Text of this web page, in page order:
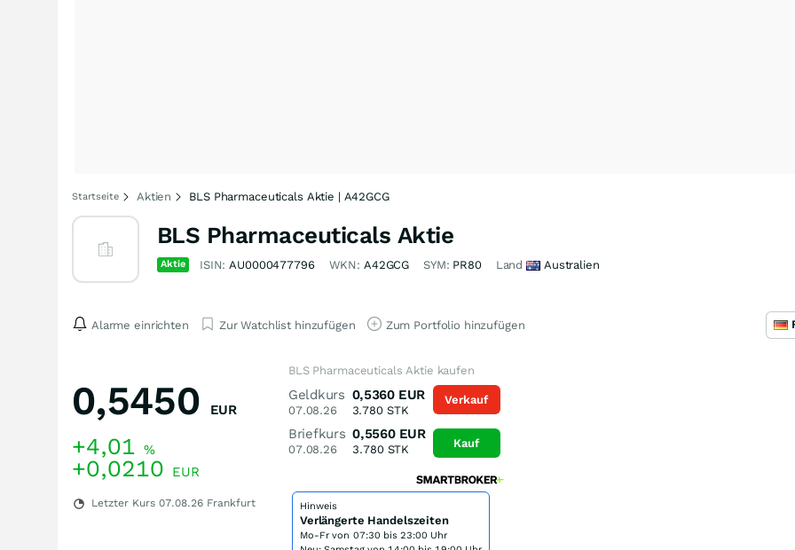
Startseite Aktien BLS Pharmaceuticals Aktie | A42GCG
BLS Pharmaceuticals Aktie
Aktie ISIN:AU0000477796 WKN: A42GCG SYM: PR80 Land Australien
Alarme einrichten Zur Watchlist hinzufügen Zum Portfolio hinzufügen
0,5450 EUR
+4,01 %
+0,0210 EUR
Letzter Kurs 07.08.26 Frankfurt
BLS Pharmaceuticals Aktie kaufen
Geldkurs
07.08.26
0,5360 EUR
3.780STK
Briefkurs
07.08.26
0,5560 EUR
3.780STK
Verkauf
Kauf
Hinweis
Verlängerte Handelszeiten
Mo-Fr von 07:30 bis 23:00 Uhr